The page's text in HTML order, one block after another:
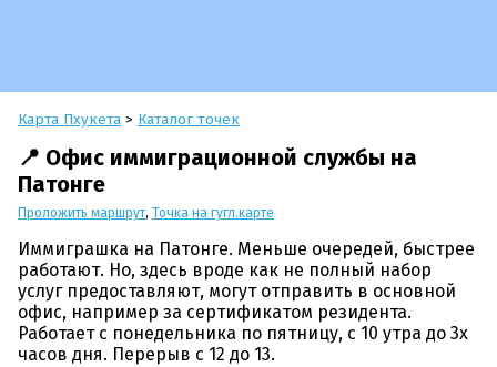
Карта Пхукета > Каталог точек
📍 Офис иммиграционной службы на
Патонге
Проложить маршрут, Точка на гугл.карте
Иммиграшка на Патонге. Меньше очередей, быстрее
работают. Но, здесь вроде как не полный набор
услуг предоставляют, могут отправить в основной
офис, например за сертификатом резидента.
Работает с понедельника по пятницу, с 10 утра до 3х
часов дня. Перерыв с 12 до 13.